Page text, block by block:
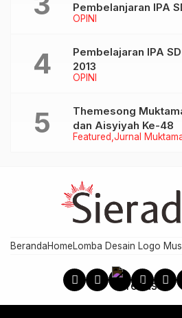
OPINI
Pembelanjaran IPA
OPINI
Pembelajaran IPA
2013
Featured Jurnal
Themesong
dan Aisyiyah Ke-48
BerandaHomeLomba Desain Logo